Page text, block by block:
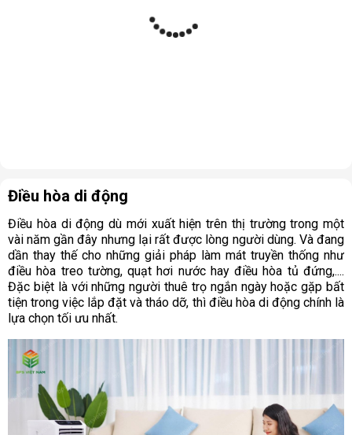
Điều hòa di động
Điều hòa di động dù mới xuất hiện trên thị trường trong một
vài năm gần đây nhưng lại rất được lòng người dùng. Và đang
dần thay thế cho những giải pháp làm mát truyền thống như
điều hòa treo tường, quạt hơi nước hay điều hòa tủ đứng,....
Đặc biệt là với những người thuê trọ ngắn ngày hoặc gặp bất
tiện trong việc lắp đặt và tháo dỡ, thì điều hòa di động chính là
lựa chọn tối ưu nhất.